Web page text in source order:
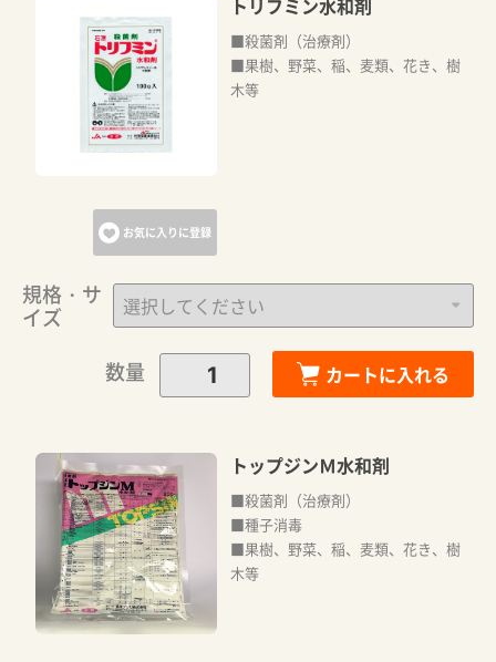
お気に入りに登録
トリフミン水和剤
■殺菌剤（治療剤）
■果樹、野菜、稲、麦類、花き、樹
木等
規格・サ
イズ
数量
カートに入れる
トップジンＭ水和剤
■殺菌剤（治療剤）
■種子消毒
■果樹、野菜、稲、麦類、花き、樹
木等